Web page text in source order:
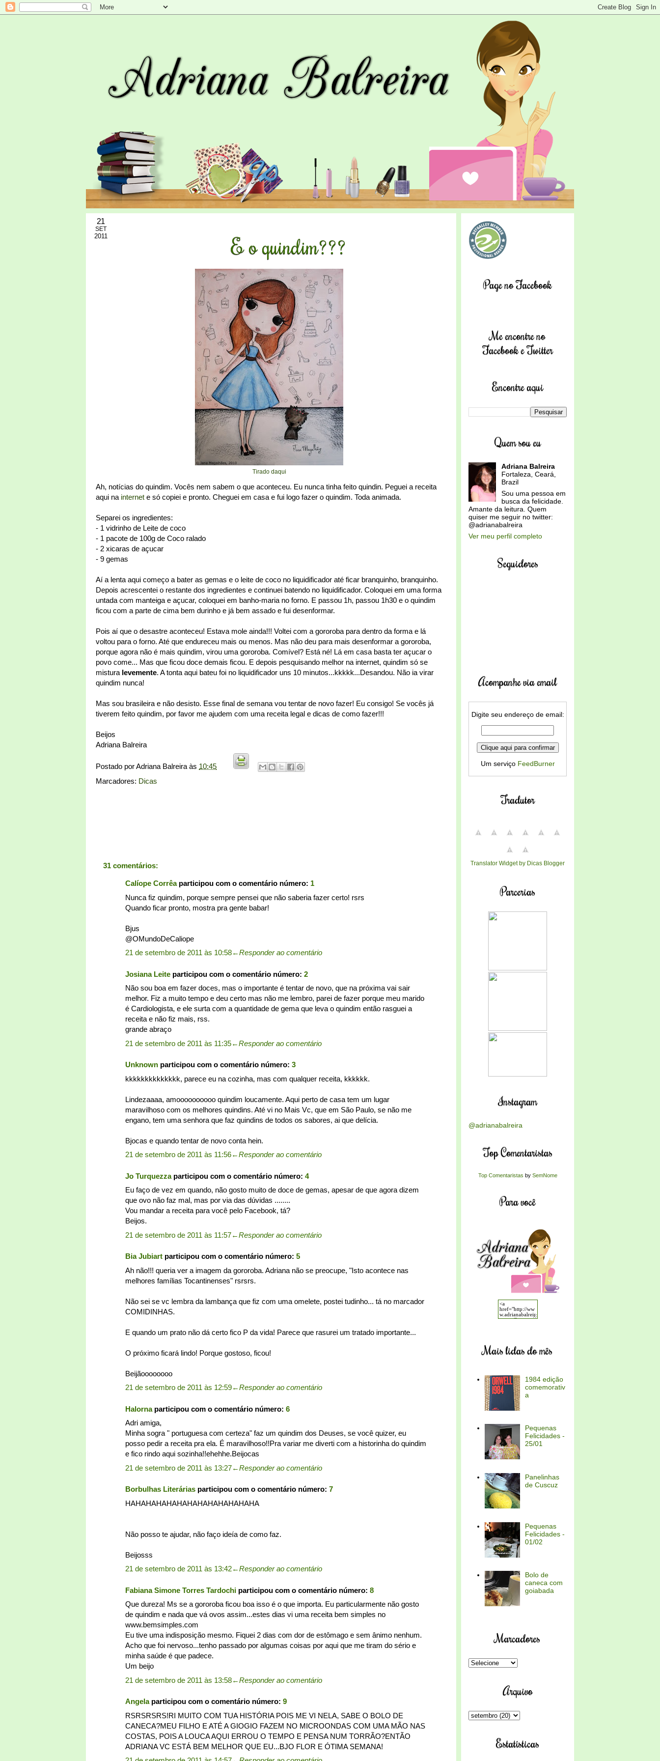
21
SET
2011 E o quindim???
Tirado daqui
Ah, notícias do quindim. Vocês nem sabem o que aconteceu. Eu nunca tinha feito quindin. Peguei a receita
aqui na internet e só copiei e pronto. Cheguei em casa e fui logo fazer o quindim. Toda animada.
Separei os ingredientes:
- 1 vidrinho de Leite de coco
- 1 pacote de 100g de Coco ralado
- 2 xicaras de açucar
- 9 gemas
Aí a lenta aqui começo a bater as gemas e o leite de coco no liquidificador até ficar branquinho, branquinho.
Depois acrescentei o restante dos ingredientes e continuei batendo no liquidificador. Coloquei em uma forma
untada com manteiga e açucar, coloquei em banho-maria no forno. E passou 1h, passou 1h30 e o quindim
ficou com a parte de cima bem durinho e já bem assado e fui desenformar.
Pois aí que o desastre aconteceu! Estava mole ainda!!! Voltei com a gororoba para dentro da forma e lá
voltou para o forno. Até que endureceu mais ou menos. Mas não deu para mais desenformar a gororoba,
porque agora não é mais quindim, virou uma gororoba. Comível? Está né! Lá em casa basta ter açucar o
povo come... Mas que ficou doce demais ficou. E depois pesquisando melhor na internet, quindim só se
mistura levemente. A tonta aqui bateu foi no liquidificador uns 10 minutos...kkkkk...Desandou. Não ia virar
quindim nunca!
Mas sou brasileira e não desisto. Esse final de semana vou tentar de novo fazer! Eu consigo! Se vocês já
tiverem feito quindim, por favor me ajudem com uma receita legal e dicas de como fazer!!!
Beijos
Adriana Balreira
Postado porAdriana Balreira às 10:45
Marcadores: Dicas
31 comentários:
Calíope Corrêaparticipou com o comentário número: 1
Nunca fiz quindim, porque sempre pensei que não saberia fazer certo! rsrs
Quando ficar pronto, mostra pra gente babar!
Bjus
@OMundoDeCaliope
21 de setembro de 2011 às 10:58←Responder ao comentário
Josiana Leite participou com o comentário número: 2
Não sou boa em fazer doces, mas o importante é tentar de novo, que na próxima vai sair
melhor. Fiz a muito tempo e deu certo mas não me lembro, parei de fazer porque meu marido
é Cardiologista, e ele surta com a quantidade de gema que leva o quindim então rasguei a
receita e não fiz mais, rss.
grande abraço
21 de setembro de 2011 às 11:35←Responder ao comentário
Unknown participou com o comentário número: 3
kkkkkkkkkkkkkk, parece eu na cozinha, mas com qualquer receita, kkkkkk.
Lindezaaaa, amoooooooooo quindim loucamente. Aqui perto de casa tem um lugar
maravilhoso com os melhores quindins. Até vi no Mais Vc, que em São Paulo, se não me
engano, tem uma senhora que faz quindins de todos os sabores, ai que delícia.
Bjocas e quando tentar de novo conta hein.
21 de setembro de 2011 às 11:56←Responder ao comentário
Jo Turquezzaparticipou com o comentário número: 4
Eu faço de vez em quando, não gosto muito de doce de gemas, apesar de que agora dizem
que ovo não faz mal, mas por via das dúvidas ........
Vou mandar a receita para você pelo Facebook, tá?
Beijos.
21 de setembro de 2011 às 11:57←Responder ao comentário
Bia Jubiart participou com o comentário número: 5
Ah não!!! queria ver a imagem da gororoba. Adriana não se preocupe, "Isto acontece nas
melhores famílias Tocantinenses" rsrsrs.
Não sei se vc lembra da lambança que fiz com uma omelete, postei tudinho... tá no marcador
COMIDINHAS.
E quando um prato não dá certo fico P da vida! Parece que rasurei um tratado importante...
O próximo ficará lindo! Porque gostoso, ficou!
Beijãoooooooo
21 de setembro de 2011 às 12:59←Responder ao comentário
Halornaparticipou com o comentário número: 6
Adri amiga,
Minha sogra " portuguesa com certeza" faz um quindim dos Deuses, se você quizer, eu
posso pedir a receita pra ela. É maravilhoso!!Pra variar me diverti com a historinha do quindim
e fico rindo aqui sozinha!!ehehhe.Beijocas
21 de setembro de 2011 às 13:27←Responder ao comentário
Borbulhas Literárias participou com o comentário número: 7
HAHAHAHAHAHAHAHAHAHAHAHAHA
Não posso te ajudar, não faço ideía de como faz.
Beijosss
21 de setembro de 2011 às 13:42←Responder ao comentário
Fabiana Simone Torres Tardochi participou com o comentário número: 8
Que dureza! Ms se a gororoba ficou boa isso é o que importa. Eu particularmente não gosto
de quindim e nada que vá ovos assim...estes dias vi uma receita bem simples no
www.bemsimples.com
Eu tive uma indisposição mesmo. Fiquei 2 dias com dor de estômago e sem ânimo nenhum.
Acho que foi nervoso...tenho passado por algumas coisas por aqui que me tiram do sério e
minha saúde é que padece.
Um beijo
21 de setembro de 2011 às 13:58←Responder ao comentário
Angelaparticipou com o comentário número: 9
RSRSRSRS!RI MUITO COM TUA HISTÓRIA POIS ME VI NELA, SABE O BOLO DE
CANECA?MEU FILHO E ATÉ A GIOGIO FAZEM NO MICROONDAS COM UMA MÃO NAS
COSTAS, POIS A LOUCA AQUI ERROU O TEMPO E PENSA NUM TORRÃO?ENTÃO
ADRIANA VC ESTÁ BEM MELHOR QUE EU...BJO FLOR E ÓTIMA SEMANA!
Page no Facebook
Me encontre no
Facebook e Twitter
Encontre aqui
Quem sou eu
Adriana Balreira
Fortaleza, Ceará,
Brazil
Sou uma pessoa em
busca da felicidade.
Amante da leitura. Quem
quiser me seguir no twitter:
@adrianabalreira
Ver meu perfil completo
Seguidores
Acompanhe via email
Digite seu endereço de email:
Um serviço FeedBurner
Tradutor
Translator Widget by Dicas Blogger
Parcerias
Instagram
@adrianabalreira
Top Comentaristas
Top Comentaristas by SemNome
Para você
Mais lidas do mês
1984 edição
comemorativ
a
Pequenas
Felicidades -
25/01
Panelinhas
de Cuscuz
Pequenas
Felicidades -
01/02
Bolo de
caneca com
goiabada
Marcadores
Arquivo
Estatísticas